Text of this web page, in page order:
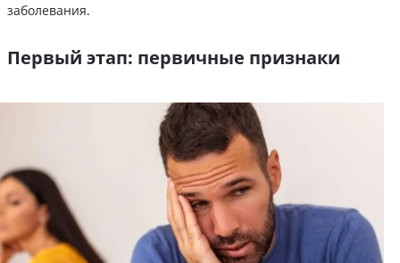
заболевания.
Первый этап: первичные признаки